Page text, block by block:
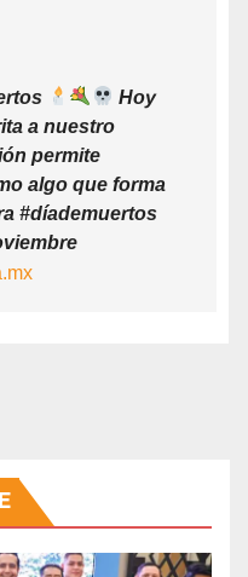
Hoy
a nuestro
permite
algo que forma
#díademuertos